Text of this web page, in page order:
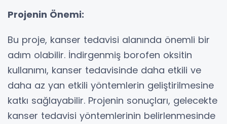
Projenin Önemi:
Bu proje, kanser tedavisi alanında önemli bir
adım olabilir. İndirgenmiş borofen oksitin
kullanımı, kanser tedavisinde daha etkili ve
daha az yan etkili yöntemlerin geliştirilmesine
katkı sağlayabilir. Projenin sonuçları, gelecekte
kanser tedavisi yöntemlerinin belirlenmesinde